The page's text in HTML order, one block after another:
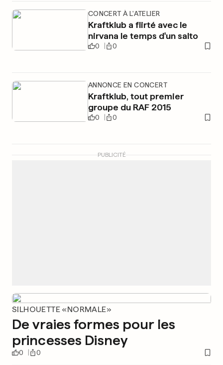
CONCERT À L'ATELIER
Kraftklub a flirté avec le
nirvana le temps d'un salto
0 0
ANNONCE EN CONCERT
Kraftklub, tout premier
groupe du RAF 2015
0 0
PUBLICITÉ
SILHOUETTE «NORMALE»
De vraies formes pour les
princesses Disney
0 0